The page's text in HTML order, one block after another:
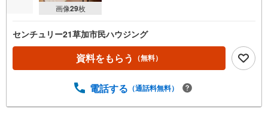
画像29枚
センチュリー21草加市民ハウジング
資料をもらう （無料）
電話する （通話料無料）